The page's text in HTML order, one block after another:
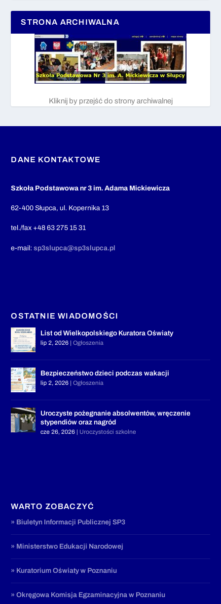
STRONA ARCHIWALNA
Kliknij by przejść do strony archiwalnej
DANE KONTAKTOWE
Szkoła Podstawowa nr 3 im. Adama Mickiewicza
62-400 Słupca, ul. Kopernika 13
tel./fax +48 63 275 15 31
e-mail:sp3slupca@sp3slupca.pl
OSTATNIE WIADOMOŚCI
List od Wielkopolskiego Kuratora Oświaty
lip 2, 2026 |Ogłoszenia
Bezpieczeństwo dzieci podczas wakacji
lip 2, 2026 |Ogłoszenia
Uroczyste pożegnanie absolwentów, wręczenie
stypendiów oraz nagród
cze 26, 2026 | Uroczystości szkolne
WARTO ZOBACZYĆ
» Biuletyn Informacji Publicznej SP3
» Ministerstwo Edukacji Narodowej
» Kuratorium Oświaty w Poznaniu
» Okręgowa Komisja Egzaminacyjna w Poznaniu